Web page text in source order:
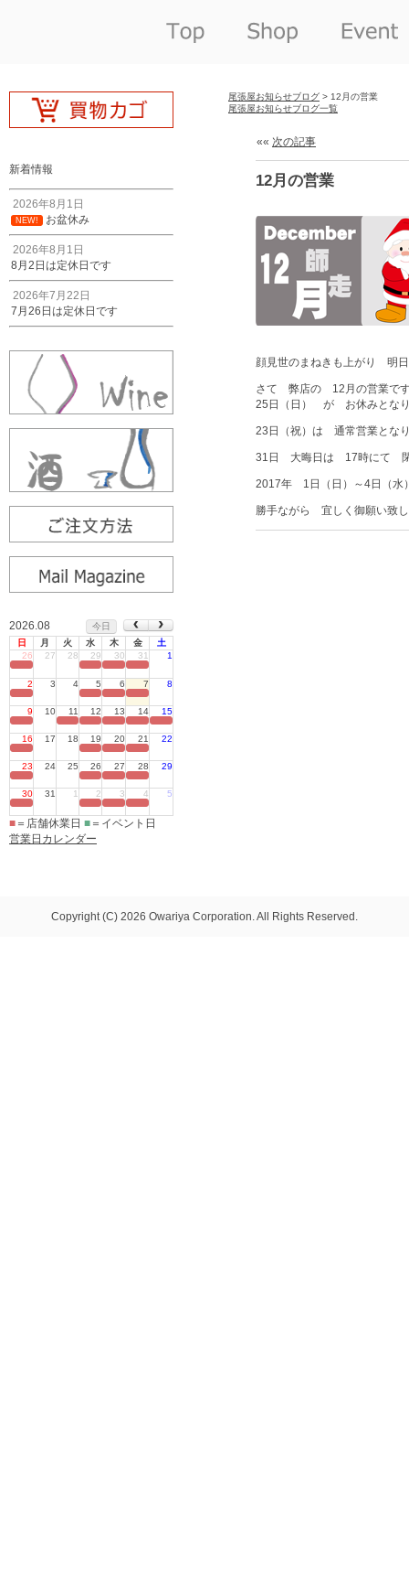
新着情報
2026年8月1日
NEW! お盆休み
2026年8月1日
8月2日は定休日です
2026年7月22日
7月26日は定休日です
2026.08
今日
日
月 火 水 木 金
土
26
27 28 29 30 31 1
2 3 4 5 6 7 8
9 10 11 12 13 14 15
16 17 18 19 20 21 22
23 24 25 26 27 28 29
30 31 1 2 3 4 5
■ ＝店舗休業日 ■ ＝イベント日
営業日カレンダー
尾張屋お知らせブログ > 12月の営業
尾張屋お知らせブログ一覧
«« 次の記事
12月の営業
顔見世のまねきも上がり 明
さて 弊店の 12月の営業で
25日（日） が お休みとな
23日（祝）は 通常営業とな
31日 大晦日は 17時にて 閉
2017年 1日（日）～4日（水
勝手ながら 宜しく御願い致
Copyright (C) 2026 Owariya Corporation. All Rights Reserved.